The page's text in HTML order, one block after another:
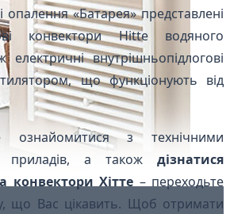
«Батарея» представлені
конвектори Hitte водяного
внутрішньопідлогові
що функціонують від
ознайомитися з технічними
приладів, а також дізнатися
конвектори Хітте – переходьте
що Вас цікавить. Щоб отримати